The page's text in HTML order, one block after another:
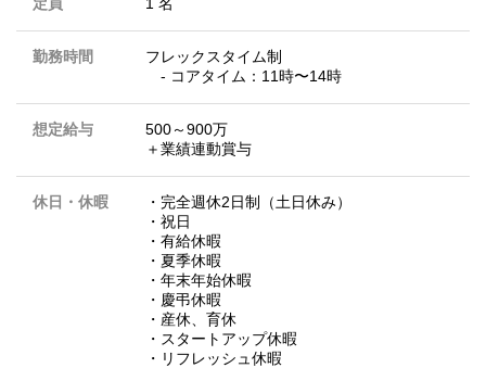
勤務時間
フレックスタイム制
- コアタイム：11時〜14時
想定給与
500～900万
＋業績連動賞与
休日・休暇
・完全週休2日制（土日休み）
・祝日
・有給休暇
・夏季休暇
・年末年始休暇
・慶弔休暇
・産休、育休
・スタートアップ休暇
・リフレッシュ休暇